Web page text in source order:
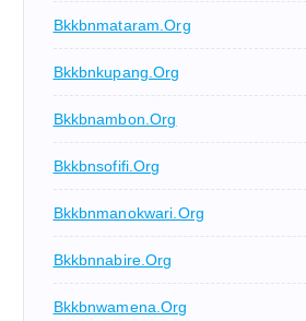
Bkkbnmataram.org
Bkkbnkupang.org
Bkkbnambon.org
Bkkbnsofifi.org
Bkkbnmanokwari.org
Bkkbnnabire.org
Bkkbnwamena.org